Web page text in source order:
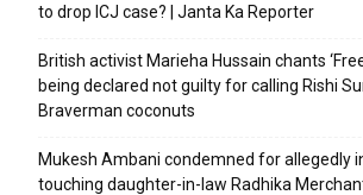
to drop ICJ case? | Janta Ka Reporter
British activist Marieha Hussain chants
being declared not guilty for calling Rishi
Braverman coconuts
Mukesh Ambani condemned for allegedly
touching daughter-in-law Radhika